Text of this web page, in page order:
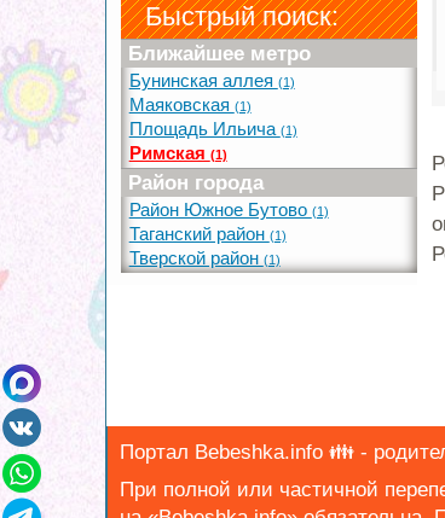
Быстрый поиск:
Ближайшее метро
Бунинская аллея (1)
Маяковская (1)
Площадь Ильича (1)
Римская (1)
Район города
Район Южное Бутово (1)
Таганский район (1)
Тверской район (1)
Портал Bebeshka.info 👪 -
При полной или частичной